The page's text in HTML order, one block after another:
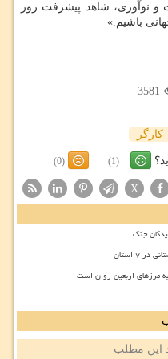
و نوآوری، شاهد پیشرفت روز
باشیم.»
3581
كارگر
(1)
(0)
X
جنگ
مرزهای اربعین روان است
این مطلب